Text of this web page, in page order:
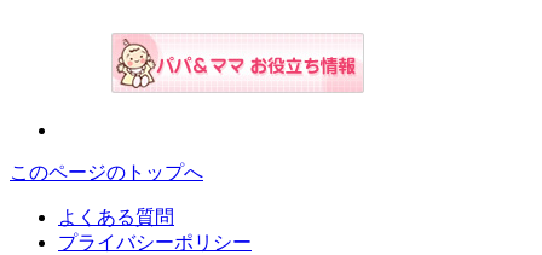
このページのトップへ
よくある質問
プライバシーポリシー